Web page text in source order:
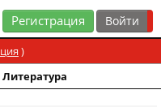
Регистрация
)
Литература